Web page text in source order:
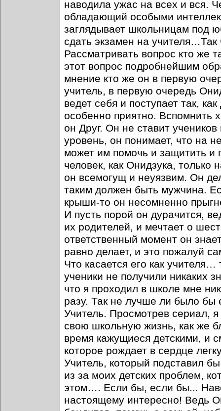
наводила ужас на всех и вся.
обладающий особыми
заглядывает школьницам под
сдать экзамен на
Рассматривать вопрос кто же
этот вопрос подробнейшим
мнение кто же он в первую
учитель, в первую очередь
ведет себя и поступает так,
особенно приятно. Вспомнить
он Друг. Он не ставит
уровень, он понимает, что на
может им помочь и защитить и
человек, как Онидзука,
он всемогущ и неуязвим. Он
таким должен быть мужчина.
крыши-то он несомненно
И пусть порой он дурачится,
их родителей, и мечтает о
ответственный момент он
равно делает, и это пожалуй
Что касается его как
ученики не получили никаких
что я проходил в школе мне
разу. Так не лучше ли было бы
Учитель. Просмотрев сериал,
свою школьную жизнь, как же
время кажущиеся детскими, и
которое рождает в сердце
Учитель, который подставил
из за моих детских проблем,
этом…. Если бы, если бы...
настоящему интересно! Ведь